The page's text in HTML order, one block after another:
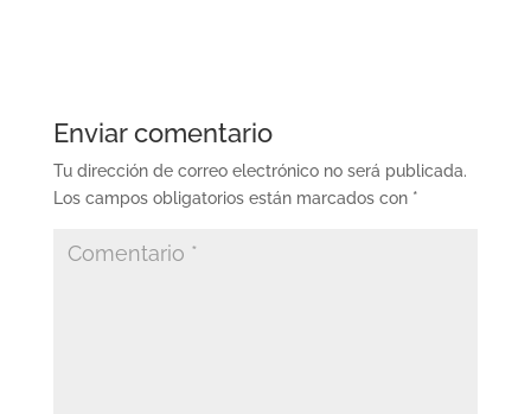
Enviar comentario
Tu dirección de correo electrónico no será publicada.
Los campos obligatorios están marcados con *